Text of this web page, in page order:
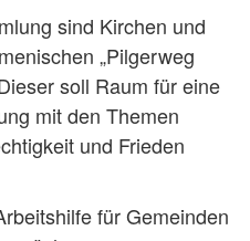
sind Kirchen und
„Pilgerweg
soll Raum für eine
mit den Themen
und Frieden
für Gemeinden